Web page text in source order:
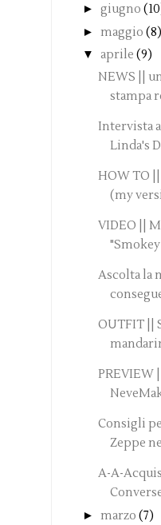
► giugno
► maggio (8)
▼ aprile (9)
NEWS ||
stampa
Intervista
Linda's
HOW TO
(my
VIDEO ||
Ascolta la
OUTFIT ||
PREVIEW
Consigli
Zeppe
A-A-
► marzo (7)